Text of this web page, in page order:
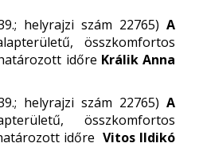
helyrajzi szám 22765) A
összkomfortos
időre Králik Anna
helyrajzi szám 22765) A
összkomfortos
időre Vitos Ildikó